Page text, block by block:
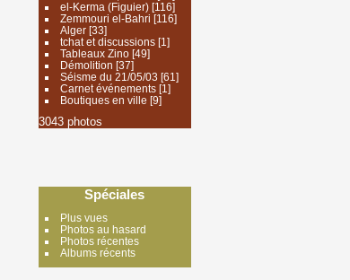
el-Kerma (Figuier)[116]
Zemmouri el-Bahri [116]
Alger[33]
tchat et discussions[1]
Tableaux Zino[49]
Démolition [37]
Séisme du 21/05/03 [61]
Carnet événements[1]
Boutiques en ville [9]
3043 photos
Spéciales
Plus vues
Photos au hasard
Photos récentes
Albums récents